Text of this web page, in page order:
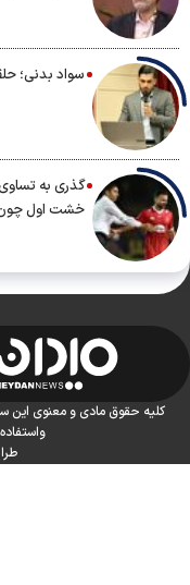
سواد بدنی؛
گذری به تساوی
خشت اول چون
کلیه حقوق مادی و معنوی این
واستفاده